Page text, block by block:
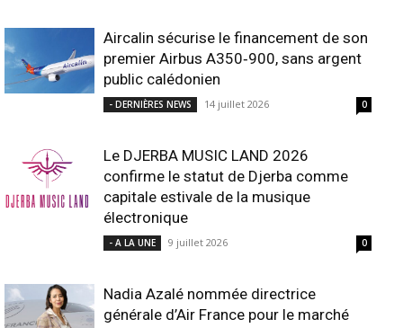
Aircalin sécurise le financement de son
premier Airbus A350‑900, sans argent
public calédonien
- DERNIÈRES NEWS 14 juillet 2026 0
Le DJERBA MUSIC LAND 2026
confirme le statut de Djerba comme
capitale estivale de la musique
électronique
- A LA UNE 9 juillet 2026 0
Nadia Azalé nommée directrice
générale d’Air France pour le marché